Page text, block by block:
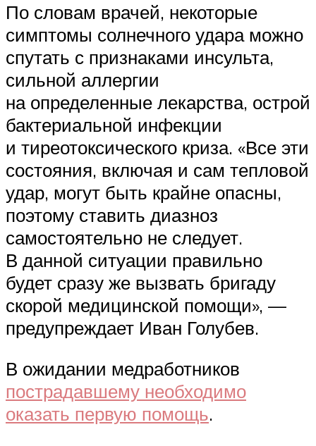
По словам врачей, некоторые
симптомы солнечного удара можно
спутать с признаками инсульта,
сильной аллергии
на определенные лекарства, острой
бактериальной инфекции
и тиреотоксического криза. «Все эти
состояния, включая и сам тепловой
удар, могут быть крайне опасны,
поэтому ставить диазноз
самостоятельно не следует.
В данной ситуации правильно
будет сразу же вызвать бригаду
скорой медицинской помощи», —
предупреждает Иван Голубев.
В ожидании медработников
пострадавшему необходимо
оказать первую помощь.